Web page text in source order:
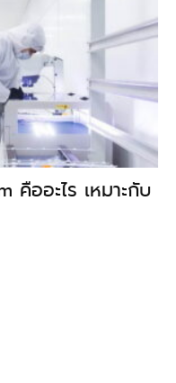
คืออะไร เหมาะกับ